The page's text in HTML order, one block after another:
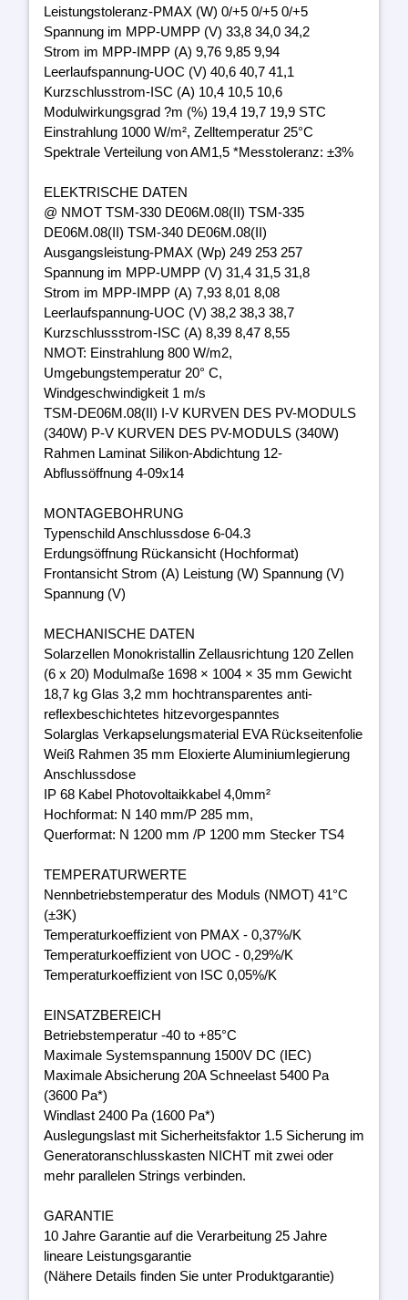
Leistungstoleranz-PMAX (W) 0/+5 0/+5 0/+5
Spannung im MPP-UMPP (V) 33,8 34,0 34,2
Strom im MPP-IMPP (A) 9,76 9,85 9,94
Leerlaufspannung-UOC (V) 40,6 40,7 41,1
Kurzschlusstrom-ISC (A) 10,4 10,5 10,6
Modulwirkungsgrad ?m (%) 19,4 19,7 19,9 STC
Einstrahlung 1000 W/m², Zelltemperatur 25°C
Spektrale Verteilung von AM1,5 *Messtoleranz: ±3%
ELEKTRISCHE DATEN
@ NMOT TSM-330 DE06M.08(II) TSM-335
DE06M.08(II) TSM-340 DE06M.08(II)
Ausgangsleistung-PMAX (Wp) 249 253 257
Spannung im MPP-UMPP (V) 31,4 31,5 31,8
Strom im MPP-IMPP (A) 7,93 8,01 8,08
Leerlaufspannung-UOC (V) 38,2 38,3 38,7
Kurzschlussstrom-ISC (A) 8,39 8,47 8,55
NMOT: Einstrahlung 800 W/m2,
Umgebungstemperatur 20° C,
Windgeschwindigkeit 1 m/s
TSM-DE06M.08(II) I-V KURVEN DES PV-MODULS
(340W) P-V KURVEN DES PV-MODULS (340W)
Rahmen Laminat Silikon-Abdichtung 12-
Abflussöffnung 4-09x14
MONTAGEBOHRUNG
Typenschild Anschlussdose 6-04.3
Erdungsöffnung Rückansicht (Hochformat)
Frontansicht Strom (A) Leistung (W) Spannung (V)
Spannung (V)
MECHANISCHE DATEN
Solarzellen Monokristallin Zellausrichtung 120 Zellen
(6 x 20) Modulmaße 1698 × 1004 × 35 mm Gewicht
18,7 kg Glas 3,2 mm hochtransparentes anti-
reflexbeschichtetes hitzevorgespanntes
Solarglas Verkapselungsmaterial EVA Rückseitenfolie
Weiß Rahmen 35 mm Eloxierte Aluminiumlegierung
Anschlussdose
IP 68 Kabel Photovoltaikkabel 4,0mm²
Hochformat: N 140 mm/P 285 mm,
Querformat: N 1200 mm /P 1200 mm Stecker TS4
TEMPERATURWERTE
Nennbetriebstemperatur des Moduls (NMOT) 41°C
(±3K)
Temperaturkoeffizient von PMAX - 0,37%/K
Temperaturkoeffizient von UOC - 0,29%/K
Temperaturkoeffizient von ISC 0,05%/K
EINSATZBEREICH
Betriebstemperatur -40 to +85°C
Maximale Systemspannung 1500V DC (IEC)
Maximale Absicherung 20A Schneelast 5400 Pa
(3600 Pa*)
Windlast 2400 Pa (1600 Pa*)
Auslegungslast mit Sicherheitsfaktor 1.5 Sicherung im
Generatoranschlusskasten NICHT mit zwei oder
mehr parallelen Strings verbinden.
GARANTIE
10 Jahre Garantie auf die Verarbeitung 25 Jahre
lineare Leistungsgarantie
(Nähere Details finden Sie unter Produktgarantie)